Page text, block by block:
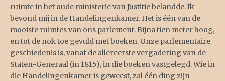
ruimte in het oude ministerie van Justitie belandde. Ik
bevond mij in de Handelingenkamer. Het is één van de
mooiste ruimtes van ons parlement. Bijna tien meter hoog,
en tot de nok toe gevuld met boeken. Onze parlementaire
geschiedenis is, vanaf de allereerste vergadering van de
Staten-Generaal (in 1815), in die boeken vastgelegd. Wie in
die Handelingenkamer is geweest, zal één ding zijn